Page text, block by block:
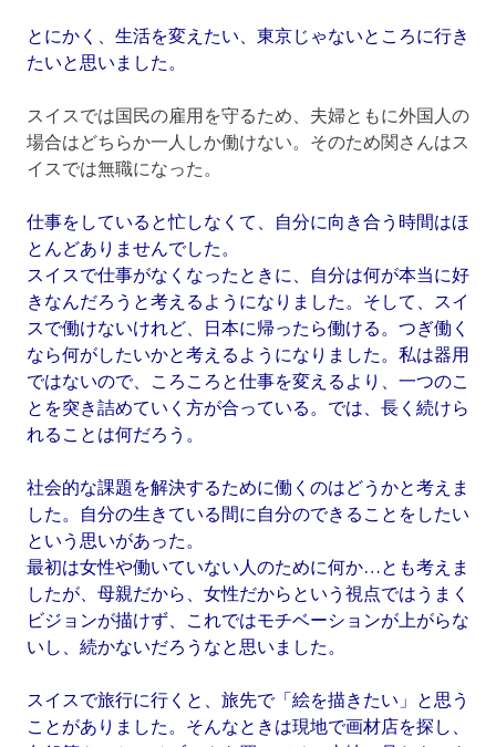
とにかく、生活を変えたい、東京じゃないところに行き
たいと思いました。
スイスでは国民の雇用を守るため、夫婦ともに外国人の
場合はどちらか一人しか働けない。そのため関さんはス
イスでは無職になった。
仕事をしていると忙しなくて、自分に向き合う時間はほ
とんどありませんでした。
スイスで仕事がなくなったときに、自分は何が本当に好
きなんだろうと考えるようになりました。そして、スイ
スで働けないけれど、日本に帰ったら働ける。つぎ働く
なら何がしたいかと考えるようになりました。私は器用
ではないので、ころころと仕事を変えるより、一つのこ
とを突き詰めていく方が合っている。では、長く続けら
れることは何だろう。
社会的な課題を解決するために働くのはどうかと考えま
した。自分の生きている間に自分のできることをしたい
という思いがあった。
最初は女性や働いていない人のために何か…とも考えま
したが、母親だから、女性だからという視点ではうまく
ビジョンが描けず、これではモチベーションが上がらな
いし、続かないだろうなと思いました。
スイスで旅行に行くと、旅先で「絵を描きたい」と思う
ことがありました。そんなときは現地で画材店を探し、